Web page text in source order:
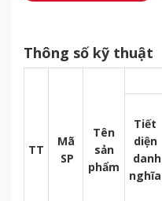
Thông số kỹ thuật
TT
Mã
SP
Tên
sản
phẩm
Tiết
diện
danh
nghĩa